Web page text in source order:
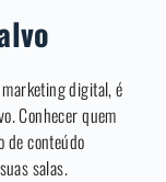
digital, é
Conhecer quem
de conteúdo
salas.